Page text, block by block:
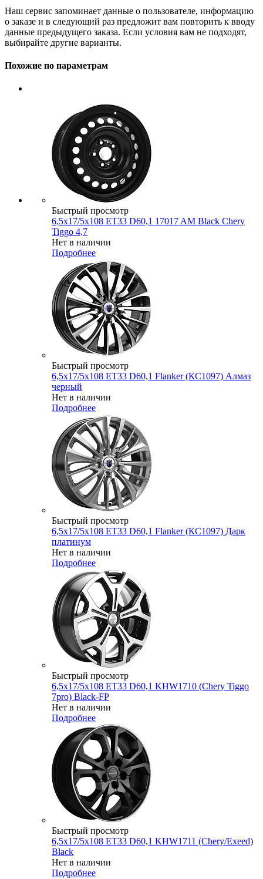
Наш сервис запоминает данные о пользователе, информацию
о заказе и в следующий раз предложит вам повторить к вводу
данные предыдущего заказа. Если условия вам не подходят,
выбирайте другие варианты.
Похожие по параметрам
Быстрый просмотр
6,5x17/5x108 ET33 D60,1 17017 AM Black Chery
Tiggo 4,7
Нет в наличии
Подробнее
Быстрый просмотр
6,5x17/5x108 ET33 D60,1 Flanker (КС1097) Алмаз
черный
Нет в наличии
Подробнее
Быстрый просмотр
6,5x17/5x108 ET33 D60,1 Flanker (КС1097) Дарк
платинум
Нет в наличии
Подробнее
Быстрый просмотр
6,5x17/5x108 ET33 D60,1 KHW1710 (Chery Tiggo
7pro) Black-FP
Нет в наличии
Подробнее
Быстрый просмотр
6,5x17/5x108 ET33 D60,1 KHW1711 (Chery/Exeed)
Black
Нет в наличии
Подробнее